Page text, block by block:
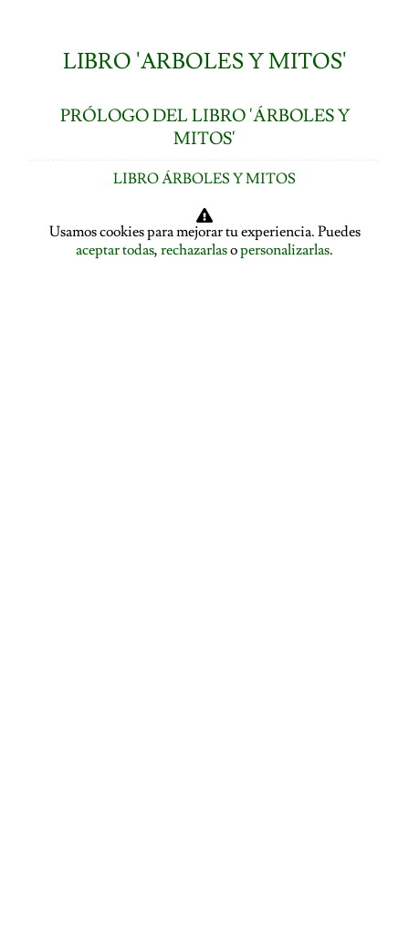
LIBRO 'ARBOLES Y MITOS'
PRÓLOGO DEL LIBRO 'ÁRBOLES Y
MITOS'
LIBRO ÁRBOLES Y MITOS
ÍNDICE DE CAPÍTULOS
LOS ÁRBOLES HABLAN: ASAMBLEA ARBÓREA
Usamos cookies para mejorar tu experiencia. Puedes
aceptar todas, rechazarlasopersonalizarlas.